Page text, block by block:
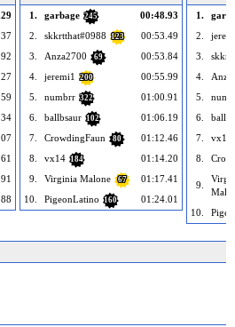
1.
garbage 245
00:48.93
2.
skkrtthat#0988 123
00:53.49
3.
Anza2700 69
00:53.84
4.
jeremi1 200
00:55.99
5.
numbrr 322
01:00.91
6.
ballbsaur 102
01:06.19
7.
CrowdingFaun 80
01:12.46
8.
vx14 184
01:14.20
9.
Virginia Malone 67
01:17.41
10.
PigeonLatino 160 01:24.01
1.
2.
3.
4.
5.
6.
7.
vx14
8.
9.
10.